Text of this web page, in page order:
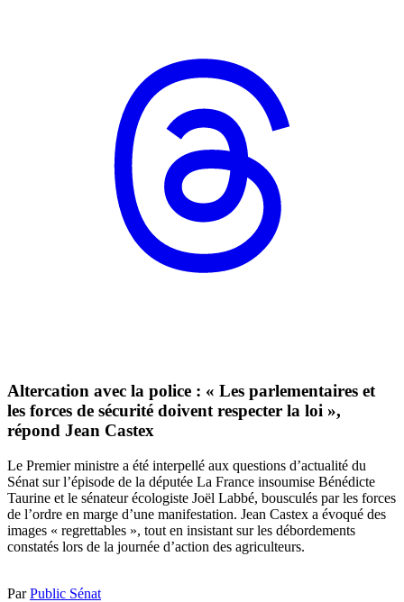
Altercation avec la police : « Les parlementaires et
les forces de sécurité doivent respecter la loi »,
répond Jean Castex
Le Premier ministre a été interpellé aux questions d’actualité du
Sénat sur l’épisode de la députée La France insoumise Bénédicte
Taurine et le sénateur écologiste Joël Labbé, bousculés par les forces
de l’ordre en marge d’une manifestation. Jean Castex a évoqué des
images « regrettables », tout en insistant sur les débordements
constatés lors de la journée d’action des agriculteurs.
ParPublic Sénat